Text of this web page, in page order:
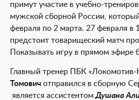
примут участие в учебно-
мужской сборной России,
февраля по 2 марта. 27 февраля в
предстоит товарищеский матч
Показывать игру в прямом эфире
Главный тренер ПБК «Локомотив-
Томович отправился в сборную
является ассистентомДушана